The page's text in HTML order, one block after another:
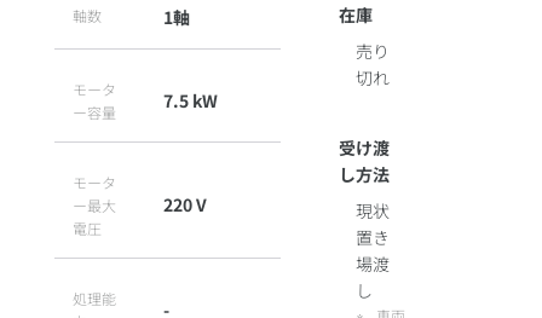
軸数 1軸
モータ
ー容量
7.5 kW
モータ
ー最大
電圧
220 V
処理能
-
在庫
売り
切れ
受け渡
し方法
現状
置き
場渡
し